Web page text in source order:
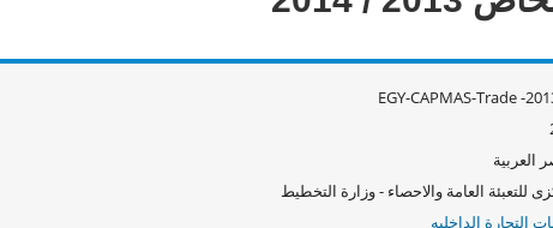
EGY-CAPMAS-Trade -
العربية
للتعبئة العامة والاحصاء - وزارة التخطيط
التجارة الداخليه